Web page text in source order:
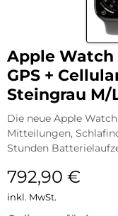
Apple Watch
GPS +
Steingrau M/
Die neue Apple
Mitteilungen,
Stunden
792,90 €
inkl. MwSt.